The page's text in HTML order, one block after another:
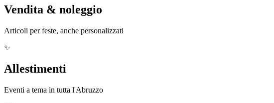
Vendita & noleggio
Articoli per feste, anche personalizzati
✨
Allestimenti
Eventi a tema in tutta l'Abruzzo